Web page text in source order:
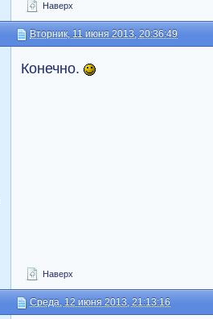
Наверх
Вторник, 11 июня 2013, 20:36:49
Конечно.
Наверх
Среда, 12 июня 2013, 21:13:16